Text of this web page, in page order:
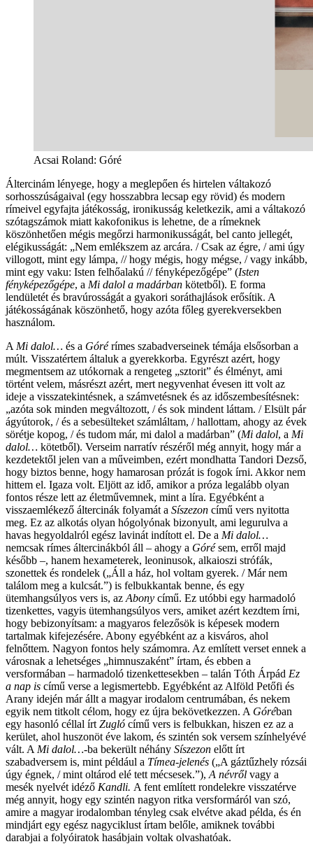
Acsai Roland: Góré
Áltercinám lényege, hogy a meglepően és hirtelen váltakozó
sorhosszúságaival (egy hosszabbra lecsap egy rövid) és modern
rímeivel egyfajta játékosság, ironikusság keletkezik, ami a váltakozó
szótagszámok miatt kakofonikus is lehetne, de a rímeknek
köszönhetően mégis megőrzi harmonikusságát, bel canto jellegét,
elégikusságát: „Nem emlékszem az arcára. / Csak az égre, / ami úgy
villogott, mint egy lámpa, // hogy mégis, hogy mégse, / vagy inkább,
mint egy vaku: Isten felhőalakú // fényképezőgépe” (Isten
fényképezőgépe, a Mi dalol a madárban kötetből). E forma
lendületét és bravúrosságát a gyakori soráthajlások erősítik. A
játékosságának köszönhető, hogy azóta főleg gyerekversekben
használom.
A Mi dalol… és a Górérímes szabadverseinek témája elsősorban a
múlt. Visszatértem általuk a gyerekkorba. Egyrészt azért, hogy
megmentsem az utókornak a rengeteg „sztorit” és élményt, ami
történt velem, másrészt azért, mert negyvenhat évesen itt volt az
ideje a visszatekintésnek, a számvetésnek és az időszembesítésnek:
„azóta sok minden megváltozott, / és sok mindent láttam. / Elsült pár
ágyútorok, / és a sebesülteket számláltam, / hallottam, ahogy az évek
sörétje kopog, / és tudom már, mi dalol a madárban” (Mi dalol, a Mi
dalol… kötetből). Verseim narratív részéről még annyit, hogy már a
kezdetektől jelen van a műveimben, ezért mondhatta Tandori Dezső,
hogy biztos benne, hogy hamarosan prózát is fogok írni. Akkor nem
hittem el. Igaza volt. Eljött az idő, amikor a próza legalább olyan
fontos része lett az életművemnek, mint a líra. Egyébként a
visszaemlékező áltercinák folyamát a Síszezon című vers nyitotta
meg. Ez az alkotás olyan hógolyónak bizonyult, ami legurulva a
havas hegyoldalról egész lavinát indított el. De a Mi dalol…
nemcsak rímes áltercinákból áll ‒ ahogy a Górésem, erről majd
később ‒, hanem hexameterek, leoninusok, alkaioszi strófák,
szonettek és rondelek („Áll a ház, hol voltam gyerek. / Már nem
találom meg a kulcsát.”) is felbukkantak benne, és egy
ütemhangsúlyos vers is, az Abony című. Ez utóbbi egy harmadoló
tizenkettes, vagyis ütemhangsúlyos vers, amiket azért kezdtem írni,
hogy bebizonyítsam: a magyaros felezősök is képesek modern
tartalmak kifejezésére. Abony egyébként az a kisváros, ahol
felnőttem. Nagyon fontos hely számomra. Az említett verset ennek a
városnak a lehetséges „himnuszaként” írtam, és ebben a
versformában ‒ harmadoló tizenkettesekben ‒ talán Tóth Árpád Ez
a nap is című verse a legismertebb. Egyébként az Alföld Petőfi és
Arany idején már állt a magyar irodalom centrumában, és nekem
egyik nem titkolt célom, hogy ez újra bekövetkezzen. A Góréban
egy hasonló céllal írt Zugló című vers is felbukkan, hiszen ez az a
kerület, ahol huszonöt éve lakom, és szintén sok versem színhelyévé
vált. A Mi dalol…-ba bekerült néhány Síszezon előtt írt
szabadversem is, mint például a Tímea-jelenés („A gáztűzhely rózsái
úgy égnek, / mint oltárod elé tett mécsesek.”), A névről vagy a
mesék nyelvét idéző Kandli. A fent említett rondelekre visszatérve
még annyit, hogy egy szintén nagyon ritka versformáról van szó,
amire a magyar irodalomban tényleg csak elvétve akad példa, és én
mindjárt egy egész nagyciklust írtam belőle, amiknek további
darabjai a folyóiratok hasábjain voltak olvashatóak.